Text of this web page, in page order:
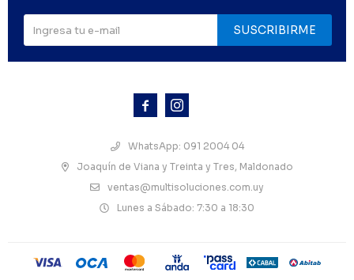
 
WhatsApp: 091 2004 04
Joaquín de Viana y Treinta y Tres, Maldonado
ventas@multisoluciones.com.uy
Lunes a Sábado: 7:30 a 18:30
SUSCRIBIRME